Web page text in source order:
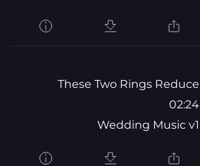
These Two Rings Reduce
02:24
Wedding Music v1